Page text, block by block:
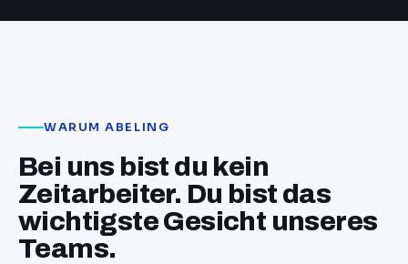
WARUM ABELING
Bei uns bist du kein
Zeitarbeiter. Du bist das
wichtigste Gesicht unseres
Teams.